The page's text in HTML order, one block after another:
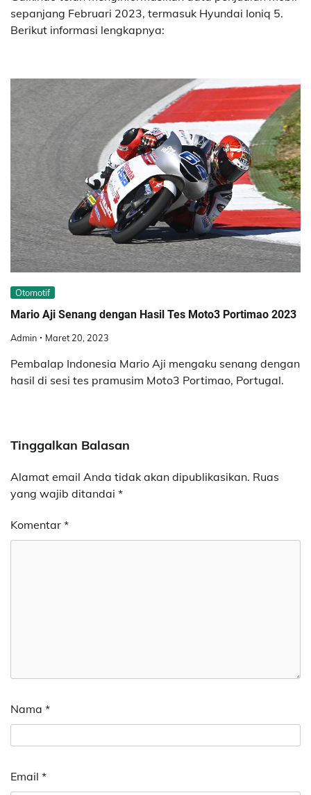
sepanjang Februari 2023, termasuk Hyundai Ioniq 5.
Berikut informasi lengkapnya:
Otomotif
Mario Aji Senang dengan Hasil Tes Moto3 Portimao 2023
Admin Maret 20, 2023
Pembalap Indonesia Mario Aji mengaku senang dengan
hasil di sesi tes pramusim Moto3 Portimao, Portugal.
Tinggalkan Balasan
Alamat email Anda tidak akan dipublikasikan. Ruas
yang wajib ditandai *
Komentar *
Nama *
Email *